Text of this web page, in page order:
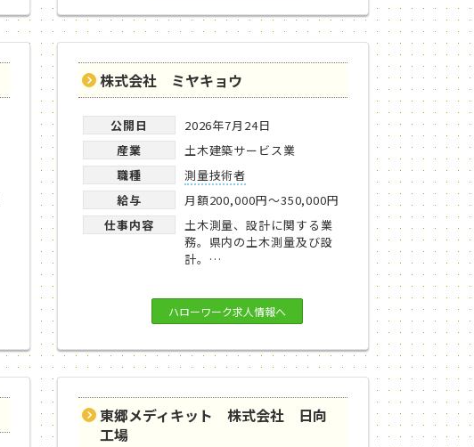
株式会社 ミヤキョウ
公開日
2026年7月24日
産業
土木建築サービス業
職種
測量技術者
給与
月額200,000円～350,000円
仕事内容
土木測量、設計に関する業
務。県内の土木測量及び設
計。…
ハローワーク求人情報へ
東郷メディキット 株式会社 日向
工場